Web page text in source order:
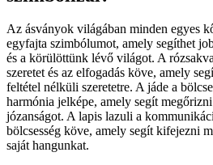
Az ásványok világában minden egyes
egyfajta szimbólumot, amely segíthet
és a körülöttünk lévő világot. A
szeretet és az elfogadás köve, amely
feltétel nélküli szeretetre. A jáde a
harmónia jelképe, amely segít
józanságot. A lapis lazuli a
bölcsesség köve, amely segít kifejezni
saját hangunkat.